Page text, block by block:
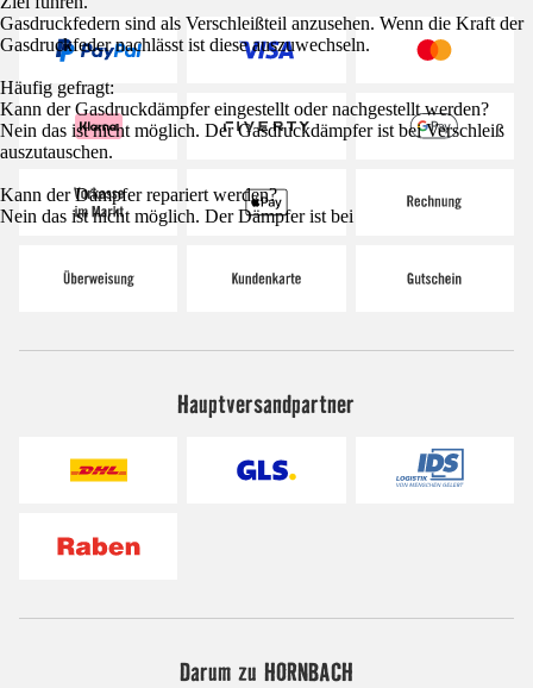
Gasdruckfedern sind als Verschleißteil anzusehen. Wenn die Kraft der
Gasdruckfeder nachlässt ist diese auszuwechseln.
Häufig gefragt:
Kann der Gasdruckdämpfer eingestellt oder nachgestellt werden?
Nein das ist nicht möglich. Der Gasdruckdämpfer ist bei Verschleiß
auszutauschen.
Kann der Dämpfer repariert werden?
Nein das ist nicht möglich. Der Dämpfer ist bei
Hauptversandpartner
Darum zu HORNBACH